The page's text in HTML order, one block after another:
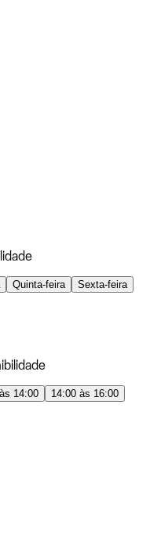
Quinta-feira
Sexta-feira
14:00
14:00 às 16:00